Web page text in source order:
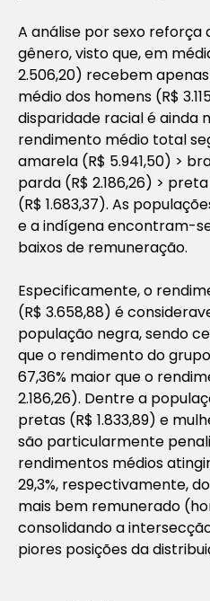
A análise por sexo reforça
gênero, visto que, em
2.506,20) recebem
médio dos homens (R$
disparidade racial é ainda
rendimento médio total
amarela (R$ 5.941,50) >
parda (R$ 2.186,26) >
(R$ 1.683,37). As
e a indígena encontram-
baixos de remuneração.
Especificamente, o
(R$ 3.658,88) é
população negra, sendo
que o rendimento do
67,36% maior que o
2.186,26). Dentre a
pretas (R$ 1.833,89) e
são particularmente
rendimentos médios
29,3%, respectivamente,
mais bem remunerado
consolidando a
piores posições da